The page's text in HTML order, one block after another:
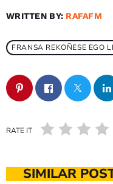
WRITTEN BY: RAFAFM
FRANSA REKOÑESE EGO
RATE IT
SIMILAR